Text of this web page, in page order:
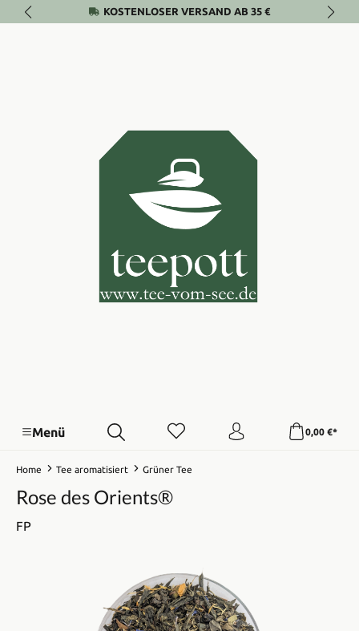
Zum Hauptinhalt springenKOSTENLOSER VERSAND AB 35 €
Menü 0,00 €*
Home Tee aromatisiert Grüner Tee
Rose des Orients®
FP
Bildergalerie überspringen